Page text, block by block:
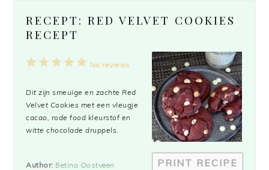
RECEPT: RED VELVET COOKIES
RECEPT
PRINT RECIPE
5
4
3
2
1
No reviews
Dit zijn smeuige en zachte Red
Velvet Cookies met een vleugje
cacao, rode food kleurstof en
witte chocolade druppels.
Author: Betina Oostveen